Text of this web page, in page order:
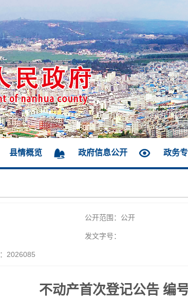
县情概览 政府信息公开 政务
公开范围：公开
发文字号：
2026085
不动产首次登记公告 编